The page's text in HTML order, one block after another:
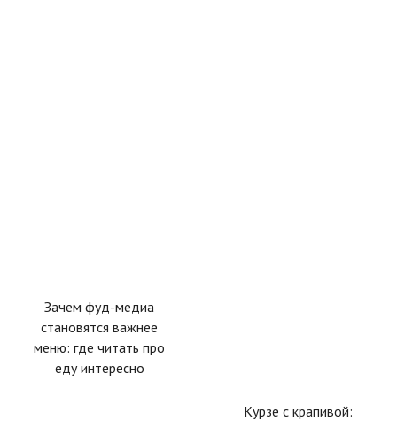
Зачем фуд-медиа
становятся важнее
меню: где читать про
еду интересно
Курзе с крапивой: